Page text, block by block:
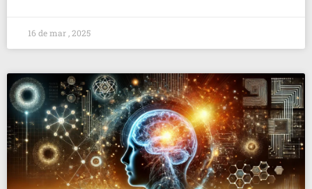
16 de mar , 2025